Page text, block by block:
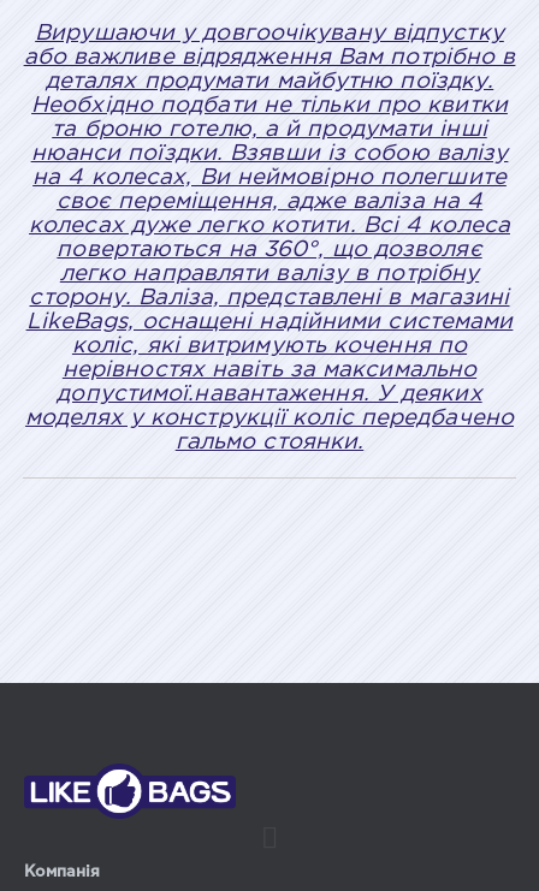
Вирушаючи у довгоочікувану відпустку
або важливе відрядження Вам потрібно в
деталях продумати майбутню поїздку.
Необхідно подбати не тільки про квитки
та броню готелю, а й продумати інші
нюанси поїздки. Взявши із собою валізу
на 4 колесах, Ви неймовірно полегшите
своє переміщення, адже валіза на 4
колесах дуже легко котити. Всі 4 колеса
повертаються на 360°, що дозволяє
легко направляти валізу в потрібну
сторону. Валіза, представлені в магазині
LikeBags, оснащені надійними системами
коліс, які витримують кочення по
нерівностях навіть за максимально
допустимої.навантаження. У деяких
моделях у конструкції коліс передбачено
гальмо стоянки.
Компанія